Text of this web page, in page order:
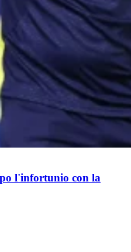
l'infortunio con la